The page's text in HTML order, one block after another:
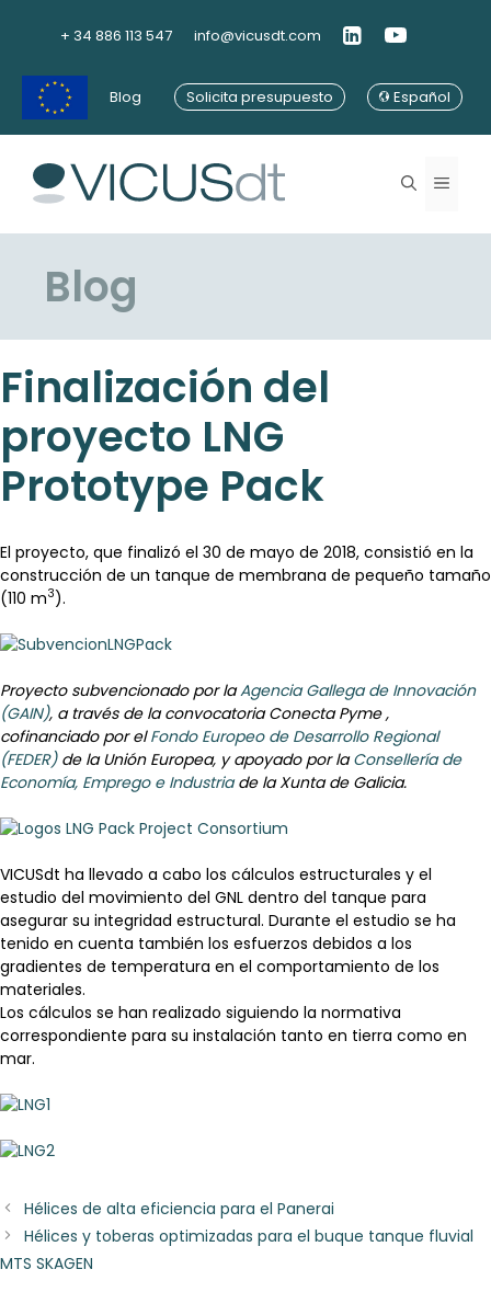
+ 34 886 113 547 info@vicusdt.com
Blog Solicita presupuesto Español
Menú
Blog
Finalización del
proyecto LNG
Prototype Pack
El proyecto, que finalizó el 30 de mayo de 2018, consistió en la
construcción de un tanque de membrana de pequeño tamaño
(110 m3).
Proyecto subvencionado por laAgencia Gallega de Innovación
(GAIN), a través de la convocatoria Conecta Pyme ,
cofinanciado por elFondo Europeo de Desarrollo Regional
(FEDER)de la Unión Europea, y apoyado por laConsellería de
Economía, Emprego e Industriade la Xunta de Galicia.
VICUSdt ha llevado a cabo los cálculos estructurales y el
estudio del movimiento del GNL dentro del tanque para
asegurar su integridad estructural. Durante el estudio se ha
tenido en cuenta también los esfuerzos debidos a los
gradientes de temperatura en el comportamiento de los
materiales.
Los cálculos se han realizado siguiendo la normativa
correspondiente para su instalación tanto en tierra como en
mar.
Hélices de alta eficiencia para el Panerai
Hélices y toberas optimizadas para el buque tanque fluvial
MTS SKAGEN